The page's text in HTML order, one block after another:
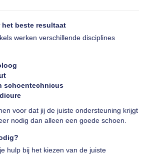
het beste resultaat
werken verschillende disciplines
schoentechnicus
voor dat jij de juiste ondersteuning krijgt
nodig dan alleen een goede schoen.
hulp bij het kiezen van de juiste